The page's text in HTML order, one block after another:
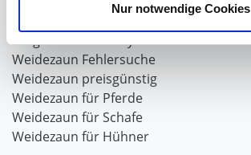
Nur notwendige Cookies
Torgriffe oder Torsysteme
Weidezaun Fehlersuche
Weidezaun preisgünstig
Weidezaun für Pferde
Weidezaun für Schafe
Weidezaun für Hühner